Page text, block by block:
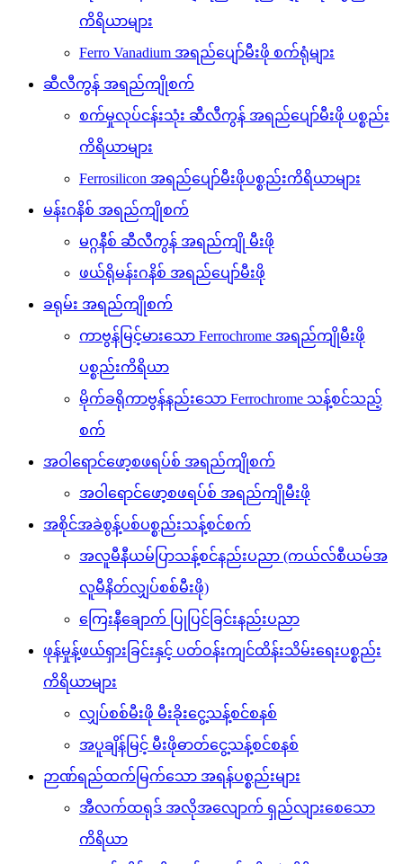
ကိရိယာများ
Ferro Vanadium အရည်ပျော်မီးဖို စက်ရုံများ
ဆီလီကွန် အရည်ကျိုစက်
စက်မှုလုပ်ငန်းသုံး ဆီလီကွန် အရည်ပျော်မီးဖို ပစ္စည်း
ကိရိယာများ
Ferrosilicon အရည်ပျော်မီးဖိုပစ္စည်းကိရိယာများ
မန်းဂနိစ် အရည်ကျိုစက်
မဂ္ဂနီစ် ဆီလီကွန် အရည်ကျို မီးဖို
ဖယ်ရိုမန်းဂနိစ် အရည်ပျော်မီးဖို
ခရုမ်း အရည်ကျိုစက်
ကာဗွန်မြင့်မားသော Ferrochrome အရည်ကျိုမီးဖို
ပစ္စည်းကိရိယာ
မိုက်ခရိုကာဗွန်နည်းသော Ferrochrome သန့်စင်သည့်
စက်
အဝါရောင်ဖော့စဖရပ်စ် အရည်ကျိုစက်
အဝါရောင်ဖော့စဖရပ်စ် အရည်ကျိုမီးဖို
အစိုင်အခဲစွန့်ပစ်ပစ္စည်းသန့်စင်စက်
အလူမီနီယမ်ပြာသန့်စင်နည်းပညာ (ကယ်လ်စီယမ်အ
လူမီနိတ်လျှပ်စစ်မီးဖို)
ကြေးနီချောက် ပြုပြင်ခြင်းနည်းပညာ
ဖုန်မှုန့်ဖယ်ရှားခြင်းနှင့် ပတ်ဝန်းကျင်ထိန်းသိမ်းရေးပစ္စည်း
ကိရိယာများ
လျှပ်စစ်မီးဖို မီးခိုးငွေ့သန့်စင်စနစ်
အပူချိန်မြင့် မီးဖိုဓာတ်ငွေ့သန့်စင်စနစ်
ဉာဏ်ရည်ထက်မြက်သော အရန်ပစ္စည်းများ
အီလက်ထရုဒ် အလိုအလျောက် ရှည်လျားစေသော
ကိရိယာ